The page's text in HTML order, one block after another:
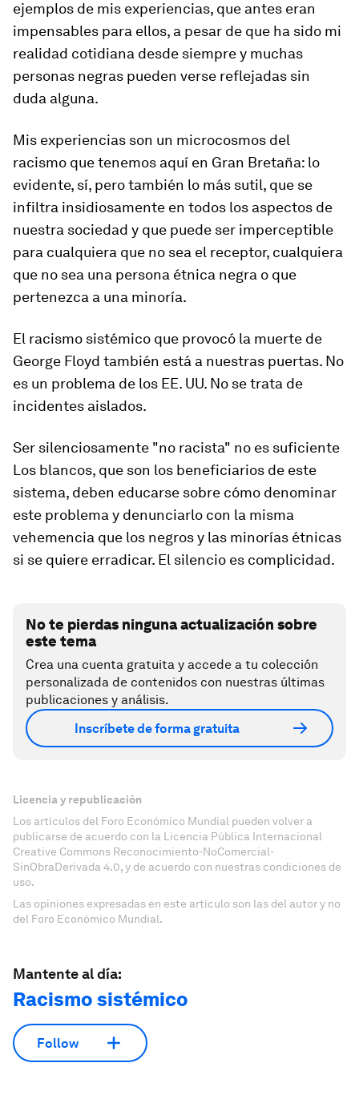
ejemplos de mis experiencias, que antes eran
impensables para ellos, a pesar de que ha sido mi
realidad cotidiana desde siempre y muchas
personas negras pueden verse reflejadas sin
duda alguna.
Mis experiencias son un microcosmos del
racismo que tenemos aquí en Gran Bretaña: lo
evidente, sí, pero también lo más sutil, que se
infiltra insidiosamente en todos los aspectos de
nuestra sociedad y que puede ser imperceptible
para cualquiera que no sea el receptor, cualquiera
que no sea una persona étnica negra o que
pertenezca a una minoría.
El racismo sistémico que provocó la muerte de
George Floyd también está a nuestras puertas. No
es un problema de los EE. UU. No se trata de
incidentes aislados.
Ser silenciosamente "no racista" no es suficiente
Los blancos, que son los beneficiarios de este
sistema, deben educarse sobre cómo denominar
este problema y denunciarlo con la misma
vehemencia que los negros y las minorías étnicas
si se quiere erradicar. El silencio es complicidad.
No te pierdas ninguna actualización sobre
este tema
Crea una cuenta gratuita y accede a tu colección
personalizada de contenidos con nuestras últimas
publicaciones y análisis.
Inscríbete de forma gratuita
Licencia y republicación
Los artículos del Foro Económico Mundial pueden volver a
publicarse de acuerdo con la Licencia Pública Internacional
Creative Commons Reconocimiento-NoComercial-
SinObraDerivada 4.0, y de acuerdo con nuestras condiciones de
uso.
Las opiniones expresadas en este artículo son las del autor y no
del Foro Económico Mundial.
Mantente al día:
Racismo sistémico
Follow